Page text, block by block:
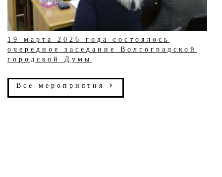
19 марта 2026 года состоялось
очередное заседание Волгоградской
городской Думы
Все мероприятия ›